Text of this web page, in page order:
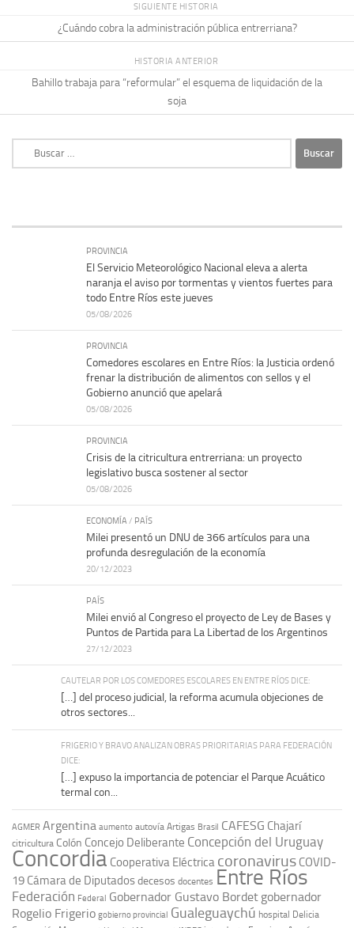
SIGUIENTE HISTORIA
¿Cuándo cobra la administración pública entrerriana?
HISTORIA ANTERIOR
Bahillo trabaja para “reformular” el esquema de liquidación de la
soja
PROVINCIA
El Servicio Meteorológico Nacional eleva a alerta
naranja el aviso por tormentas y vientos fuertes para
todo Entre Ríos este jueves
05/08/2026
PROVINCIA
Comedores escolares en Entre Ríos: la Justicia ordenó
frenar la distribución de alimentos con sellos y el
Gobierno anunció que apelará
05/08/2026
PROVINCIA
Crisis de la citricultura entrerriana: un proyecto
legislativo busca sostener al sector
05/08/2026
ECONOMÍA / PAÍS
Milei presentó un DNU de 366 artículos para una
profunda desregulación de la economía
20/12/2023
PAÍS
Milei envió al Congreso el proyecto de Ley de Bases y
Puntos de Partida para La Libertad de los Argentinos
27/12/2023
CAUTELAR POR LOS COMEDORES ESCOLARES EN ENTRE RÍOS DICE:
[…] del proceso judicial, la reforma acumula objeciones de
otros sectores...
FRIGERIO Y BRAVO ANALIZAN OBRAS PRIORITARIAS PARA FEDERACIÓN
DICE:
[…] expuso la importancia de potenciar el Parque Acuático
termal con...
AGMER Argentina aumento autovía Artigas Brasil CAFESG Chajarí
citricultura Colón Concejo Deliberante Concepción del Uruguay
Concordia Cooperativa Eléctrica coronavirus COVID-
19 Cámara de Diputadosdecesos docentes Entre Ríos
Federación Federal Gobernador Gustavo Bordet gobernador
Rogelio Frigerio gobierno provincial Gualeguaychú hospital Delicia